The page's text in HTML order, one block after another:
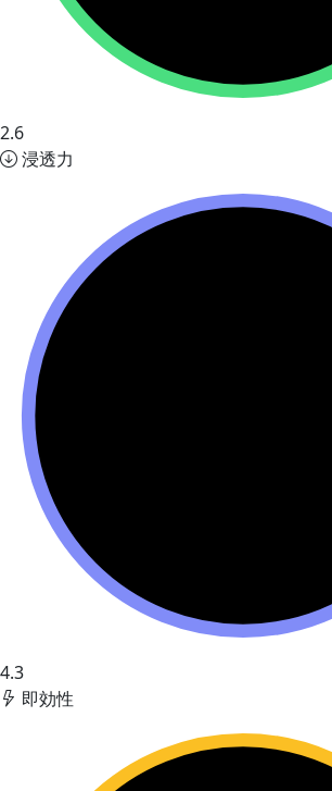
2.6
浸透力
4.3
即効性